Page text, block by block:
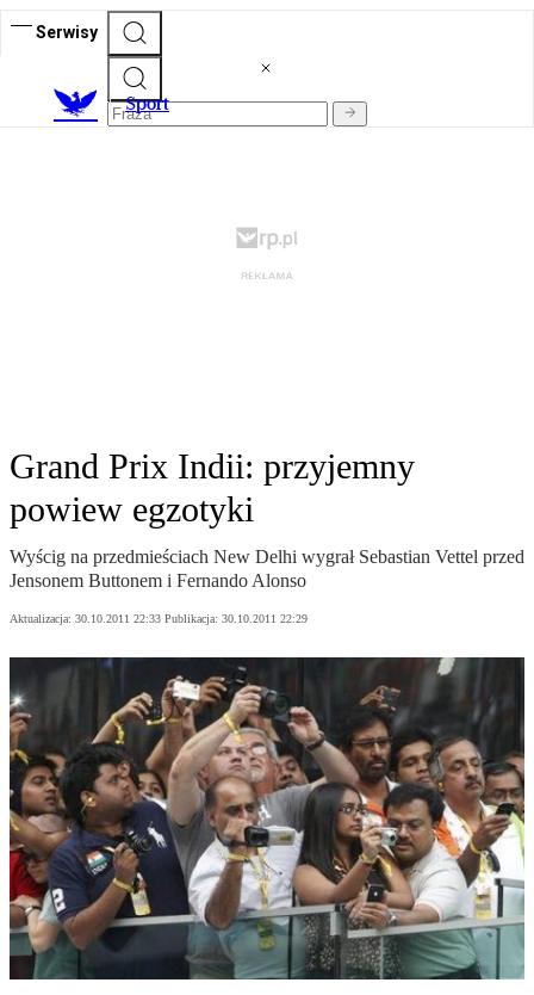
Serwisy
Sport
Grand Prix Indii: przyjemny
powiew egzotyki
Wyścig na przedmieściach New Delhi wygrał Sebastian Vettel przed
Jensonem Buttonem i Fernando Alonso
Aktualizacja: 30.10.2011 22:33 Publikacja: 30.10.2011 22:29